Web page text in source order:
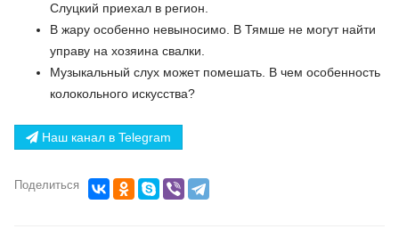
Слуцкий приехал в регион.
В жару особенно невыносимо. В Тямше не могут найти
управу на хозяина свалки.
Музыкальный слух может помешать. В чем особенность
колокольного искусства?
Наш канал в Telegram
Поделиться